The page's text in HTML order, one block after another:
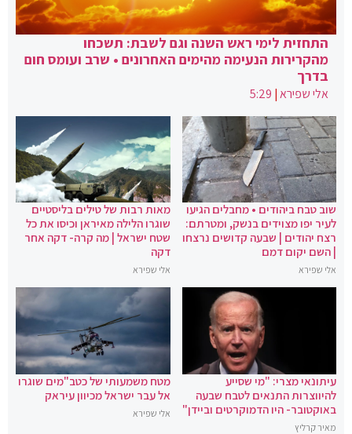
התחזית לימי ראש השנה וגם לשבת: תשכחו
מהקרירות הנעימה מהימים האחרונים • שרב ועומס חום
בדרך
אלי שפירא|
5:29
שוב טבח ביהודים • מחבלים הגיעו
לעיר יפו מצוידים בנשק, ומטרתם:
רצח יהודים | שבעה קדושים נרצחו
| השם יקום דמם
אלי שפירא
מאות רבות של טילים בליסטיים
שוגרו הלילה מאיראן וכיסו את כל
שטח ישראל | מה קרה- דקה אחר
דקה
אלי שפירא
עיתונאי מצרי: "מי שסייע
להיווצרות התנאים לטבח שבעה
באוקטובר- היו הדמוקרטים וביידן"
מאיר קרליץ
מטח משמעותי של כטב"מים שוגרו
אל עבר ישראל מכיוון עיראק
אלי שפירא